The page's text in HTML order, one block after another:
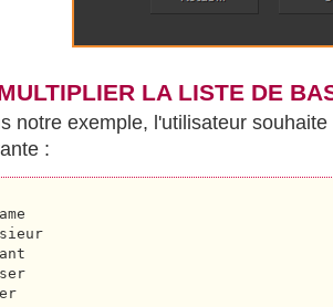
LA LISTE DE
notre exemple, l'utilisateur
: